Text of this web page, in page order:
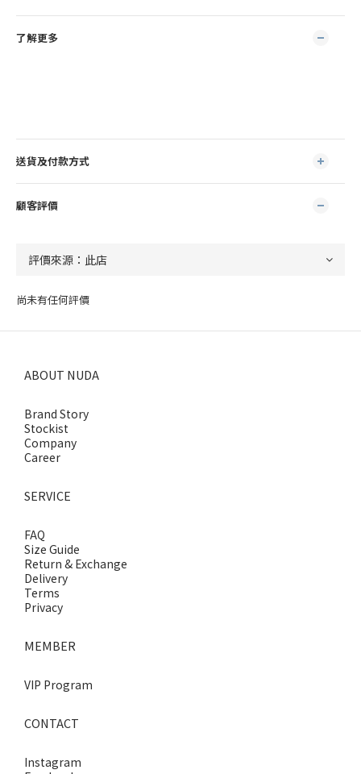
了解更多
送貨及付款方式
顧客評價
尚未有任何評價
ABOUT NUDA
Brand Story
Stockist
Company
Career
SERVICE
FAQ
Size Guide
Return & Exchange
Delivery
Terms
Privacy
MEMBER
VIP Program
CONTACT
Instagram